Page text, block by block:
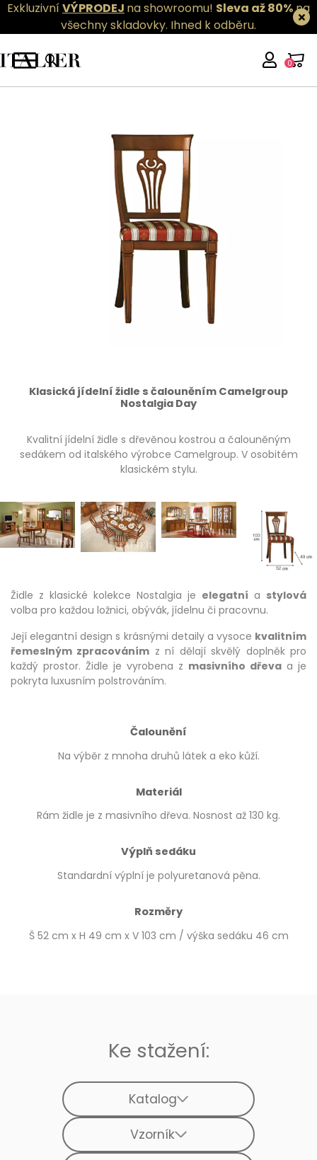
ExkluzivníVÝPRODEJ na showroomu! Sleva až 80%na
všechny skladovky. Ihned k odběru.
0
Camelgroup - Nostalgia Day
Klasická jídelní židle s čalouněním Camelgroup
Nostalgia Day
Kvalitní jídelní židle s dřevěnou kostrou a čalouněným
sedákem od italského výrobce Camelgroup. V osobitém
klasickém stylu.
Židle z klasické kolekce Nostalgia je elegatní a stylová
volba pro každou ložnici, obývák, jídelnu či pracovnu.
Její elegantní design s krásnými detaily a vysoce kvalitním
řemeslným zpracováním z ní dělají skvělý doplněk pro
každý prostor. Židle je vyrobena z masivního dřeva a je
pokryta luxusním polstrováním.
Čalounění
Na výběr z mnoha druhů látek a eko kůží.
Materiál
Rám židle je z masivního dřeva. Nosnost až 130 kg.
Výplň sedáku
Standardní výplní je polyuretanová pěna.
Rozměry
Š 52 cm x H 49 cm x V 103 cm / výška sedáku 46 cm
Ke stažení:
Katalog
Vzorník